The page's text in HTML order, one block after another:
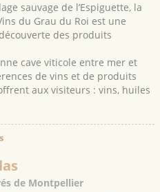
sauvage de l’Espiguette, la
du Grau du Roi est une
des produits
cave viticole entre mer et
de vins et de produits
aux visiteurs : vins, huiles
de Montpellier